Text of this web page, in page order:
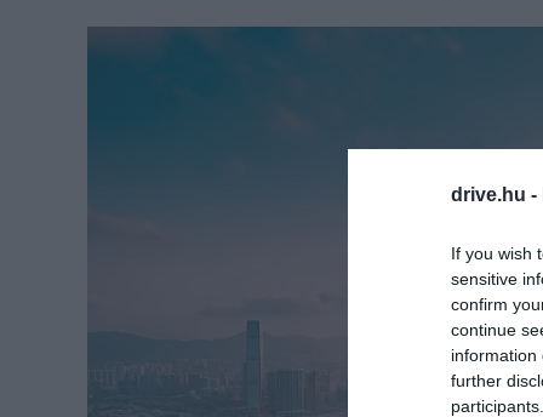
drive.hu -
If you wish
sensitive
confirm
continue
information
further